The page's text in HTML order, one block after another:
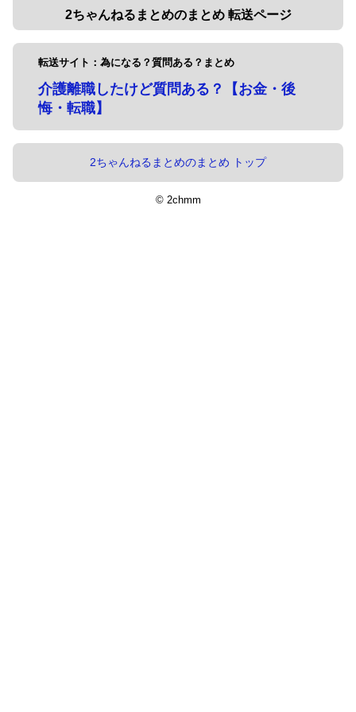
2ちゃんねるまとめのまとめ 転送ページ
転送サイト：為になる？質問ある？まとめ
介護離職したけど質問ある？【お金・後
悔・転職】
2ちゃんねるまとめのまとめ トップ
© 2chmm